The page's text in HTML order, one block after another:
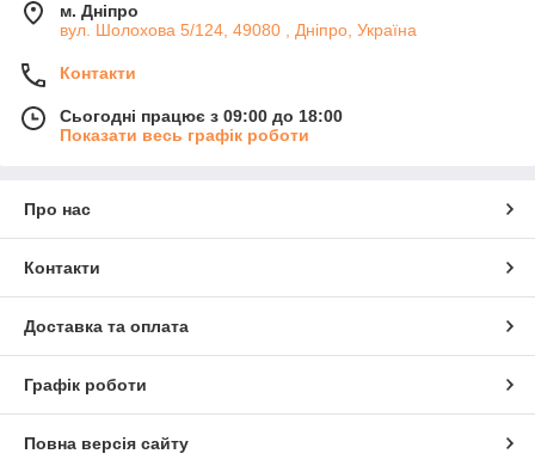
м. Дніпро
вул. Шолохова 5/124, 49080 , Дніпро, Україна
Контакти
Сьогодні працює з 09:00 до 18:00
Показати весь графік роботи
Про нас
Контакти
Доставка та оплата
Графік роботи
Повна версія сайту